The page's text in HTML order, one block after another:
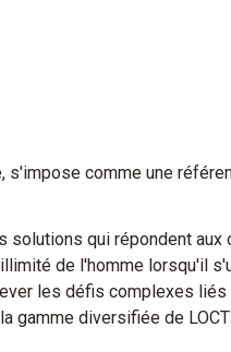
comme une
solutions qui répondent
de l'homme lorsqu'il
les défis complexes
diversifiée de